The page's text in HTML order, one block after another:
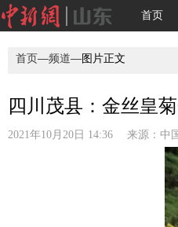
首页
首页—频道—图片正文
四川茂县：金丝皇
2021年10月20日 14:36 来源： 中